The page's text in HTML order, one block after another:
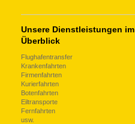
Unsere Dienstleistungen im
Überblick
Flughafentransfer
Krankenfahrten
Firmenfahrten
Kurierfahrten
Botenfahrten
Eiltransporte
Fernfahrten
usw.